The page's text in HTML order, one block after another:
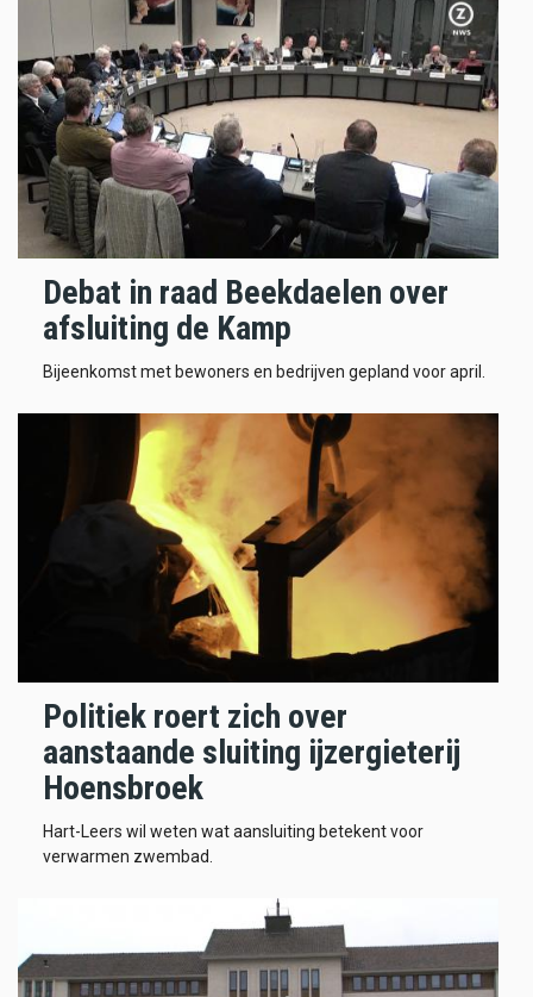
Debat in raad Beekdaelen over
afsluiting de Kamp
Bijeenkomst met bewoners en bedrijven gepland voor april.
Politiek roert zich over
aanstaande sluiting ijzergieterij
Hoensbroek
Hart-Leers wil weten wat aansluiting betekent voor
verwarmen zwembad.